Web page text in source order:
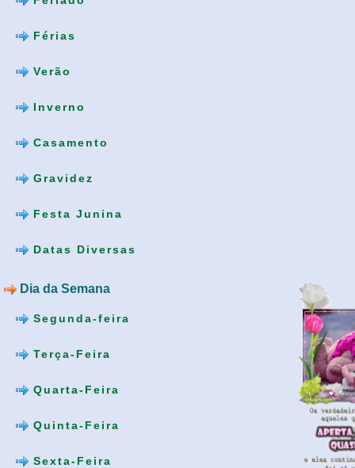
Férias
Verão
Inverno
Casamento
Gravidez
Festa Junina
Datas Diversas
Dia da Semana
Segunda-feira
Terça-Feira
Quarta-Feira
Quinta-Feira
Sexta-Feira